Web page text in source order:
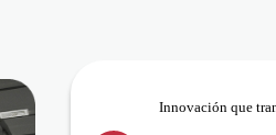
Innovación que